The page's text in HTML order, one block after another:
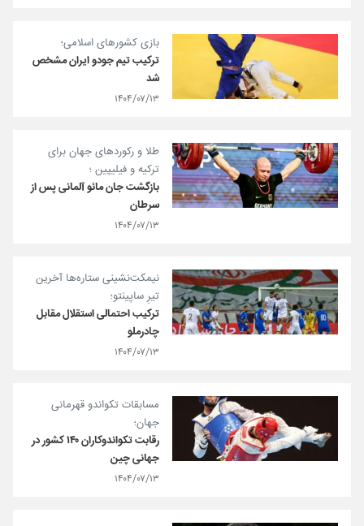
بازی کشورهای اسلامی؛
ترکیب تیم جودو ایران مشخص
شد
۱۴۰۴/۰۷/۱۳
طلا و رکوردهای جهان برای
ترکیه و فیلیپین ؛
بازگشت جان مائو آلمانی پس از
سرطان
۱۴۰۴/۰۷/۱۳
نیمکت‌نشینی ستاره‌ها آخرین
تیرِ ساپینتو؛
ترکیب احتمالی استقلال مقابل
چادرملو
۱۴۰۴/۰۷/۱۳
مسابقات تکواندو قهرمانی
جهان؛
رقابت تکواندوکاران ۱۴۰ کشور در
جهانی چین
۱۴۰۴/۰۷/۱۳